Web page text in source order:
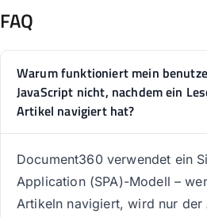
FAQ
Warum funktioniert mein
JavaScript nicht, nachdem ein
Artikel navigiert hat?
Document360 verwendet ein
Application (SPA)-Modell –
Artikeln navigiert, wird nur der